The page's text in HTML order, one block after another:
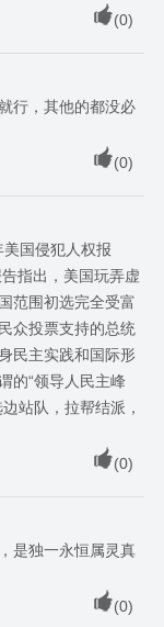
(0)
行，其他的都没必
(0)
国侵犯人权报
指出，美国玩弄虚
范围初选完全受富
众投票支持的总统
民主实践和国际形
的“领导人民主峰
站队，拉帮结派，
(0)
是独一永恒属灵真
(0)